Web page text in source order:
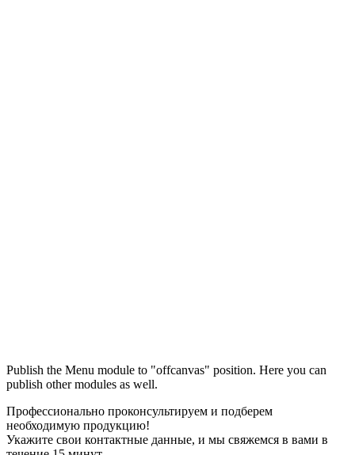
Publish the Menu module to "offcanvas" position. Here you can
publish other modules as well.
М ● консультант ПРОФСНАБ
Профессионально проконсультируем и подберем
необходимую продукцию!
Укажите свои контактные данные, и мы свяжемся в вами в